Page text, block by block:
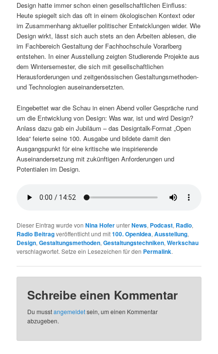
Design hatte immer schon einen gesellschaftlichen Einfluss:
Heute spiegelt sich das oft in einem ökologischen Kontext oder
im Zusammenhang aktueller politischer Entwicklungen wider. Wie
Design wirkt, lässt sich auch stets an den Arbeiten ablesen, die
im Fachbereich Gestaltung der Fachhochschule Vorarlberg
entstehen. In einer Ausstellung zeigten Studierende Projekte aus
dem Wintersemester, die sich mit gesellschaftlichen
Herausforderungen und zeitgenössischen Gestaltungsmethoden-
und Technologien auseinandersetzten.
Eingebettet war die Schau in einen Abend voller Gespräche rund
um die Entwicklung von Design: Was war, ist und wird Design?
Anlass dazu gab ein Jubiläum – das Designtalk-Format „Open
Idea“ feierte seine 100. Ausgabe und bildete damit den
Ausgangspunkt für eine kritische wie inspirierende
Auseinandersetzung mit zukünftigen Anforderungen und
Potentialen im Design.
Dieser Eintrag wurde vonNina HoferunterNews, Podcast, Radio,
Radio Beitragveröffentlicht und mit100. OpenIdea,Ausstellung,
Design,Gestaltungsmethoden,Gestaltungstechniken,Werkschau
verschlagwortet. Setze ein Lesezeichen für den Permalink.
Schreibe einen Kommentar
Du musstangemeldetsein, um einen Kommentar
abzugeben.